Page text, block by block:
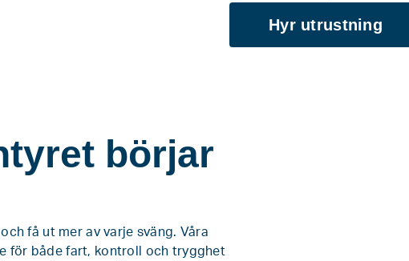
Hyr utrustning
börjar
få ut mer av varje sväng. Våra
för både fart, kontroll och trygghet